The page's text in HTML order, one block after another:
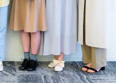
のちょっといい話
#スタッフが語る